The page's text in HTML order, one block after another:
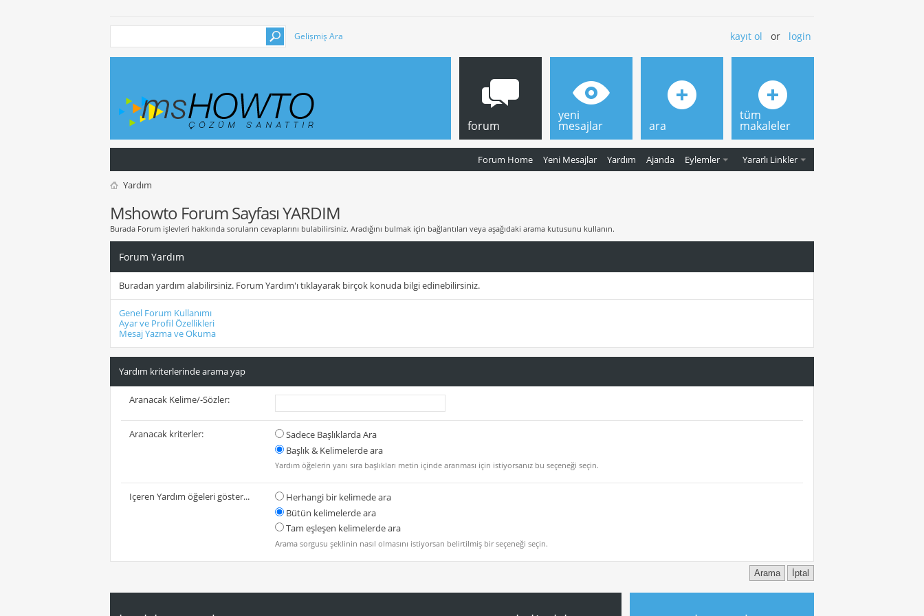
Gelişmiş Ara kayıt ol or login
forum
Forum Home Yeni Mesajlar Yardım Ajanda Eylemler Yararlı Linkler
yeni
mesajlar ara
tüm
makaleler
Yardım
Mshowto Forum Sayfası YARDIM
Burada Forum işlevleri hakkında soruların cevaplarını bulabilirsiniz. Aradığını bulmak için bağlantıları veya aşağıdaki arama kutusunu kullanın.
Forum Yardım
Buradan yardım alabilirsiniz. Forum Yardım'ı tıklayarak birçok konuda bilgi edinebilirsiniz.
Genel Forum Kullanımı
Ayar ve Profil Özellikleri
Mesaj Yazma ve Okuma
Yardım kriterlerinde arama yap
Aranacak Kelime/-Sözler:
Aranacak kriterler:
Sadece Başlıklarda Ara
Başlık & Kelimelerde ara
Yardım öğelerin yanı sıra başlıkları metin içinde aranması için istiyorsanız bu seçeneği seçin.
Içeren Yardım öğeleri göster...
Herhangi bir kelimede ara
Bütün kelimelerde ara
Tam eşleşen kelimelerde ara
Arama sorgusu şeklinin nasıl olmasını istiyorsan belirtilmiş bir seçeneği seçin.